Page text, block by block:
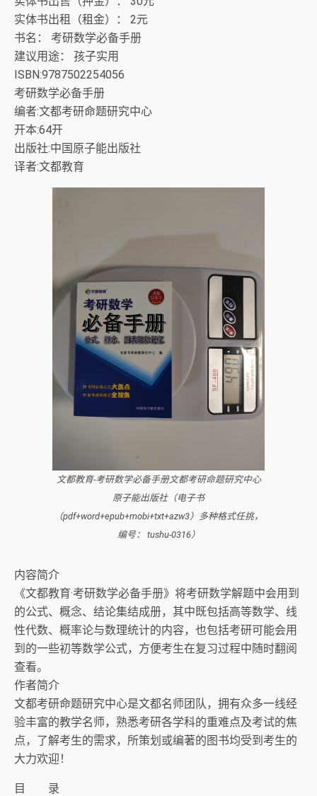
实体书出租（租金）： 2元
书名： 考研数学必备手册
建议用途： 孩子实用
ISBN:9787502254056
考研数学必备手册
编者:文都考研命题研究中心
开本:64开
出版社:中国原子能出版社
译者:文都教育
文都教育-考研数学必备手册文都考研命题研究中心
原子能出版社（电子书
（pdf+word+epub+mobi+txt+azw3）多种格式任挑，
编号： tushu-0316）
内容简介
《文都教育·考研数学必备手册》将考研数学解题中会用到
的公式、概念、结论集结成册，其中既包括高等数学、线
性代数、概率论与数理统计的内容，也包括考研可能会用
到的一些初等数学公式，方便考生在复习过程中随时翻阅
查看。
作者简介
文都考研命题研究中心是文都名师团队，拥有众多一线经
验丰富的教学名师，熟悉考研各学科的重难点及考试的焦
点，了解考生的需求，所策划或编著的图书均受到考生的
大力欢迎！
目 录